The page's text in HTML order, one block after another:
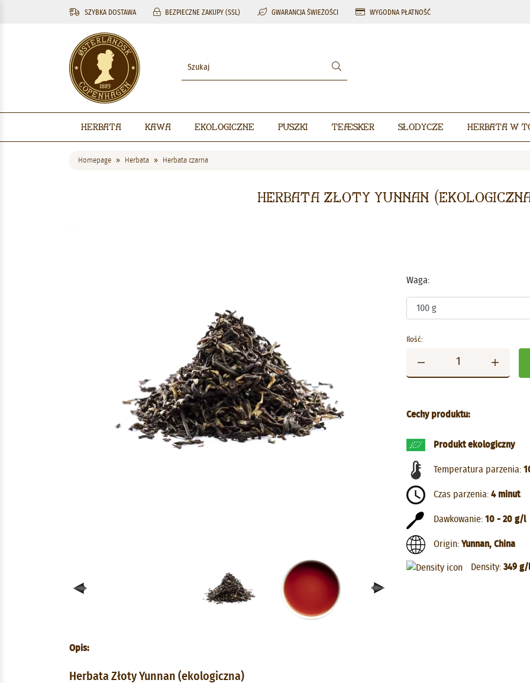
SZYBKA DOSTAWA BEZPIECZNE ZAKUPY (SSL) GWARANCJA ŚWIEŻOŚCI WYGODNA PŁATNOŚĆ
Herbata Kawa Ekologiczne Puszki Teæsker Słodycze Herbata w
Homepage Herbata Herbata czarna
Herbata Złoty Yunnan
Waga:
Ilość:
Cechy produktu:
Produkt ekologiczny
Temperatura parzenia:
Czas parzenia: 4 minut
Dawkowanie: 10 - 20 g/l
Origin: Yunnan, China
Density: 349 g/l
Opis:
Herbata Złoty Yunnan (ekologiczna)